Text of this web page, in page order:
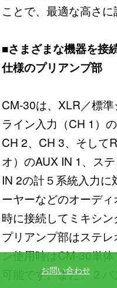
お問い合わせ
ことで、最適な高さに
■さまざまな機器を接
仕様のプリアンプ部
CM-30は、XLR／標
ライン入力（CH 1）
CH 2、CH 3、そして
オ）のAUX IN 1、ス
IN 2の計５系統入力
ーヤーなどのオーデ
時に接続してミキシン
プリアンプ部はステ
ン使用時はCM-30単
可能です。また、２